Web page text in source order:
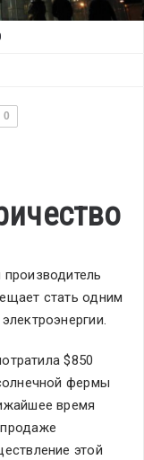
0
стать одним
$850
фермы
время
этой